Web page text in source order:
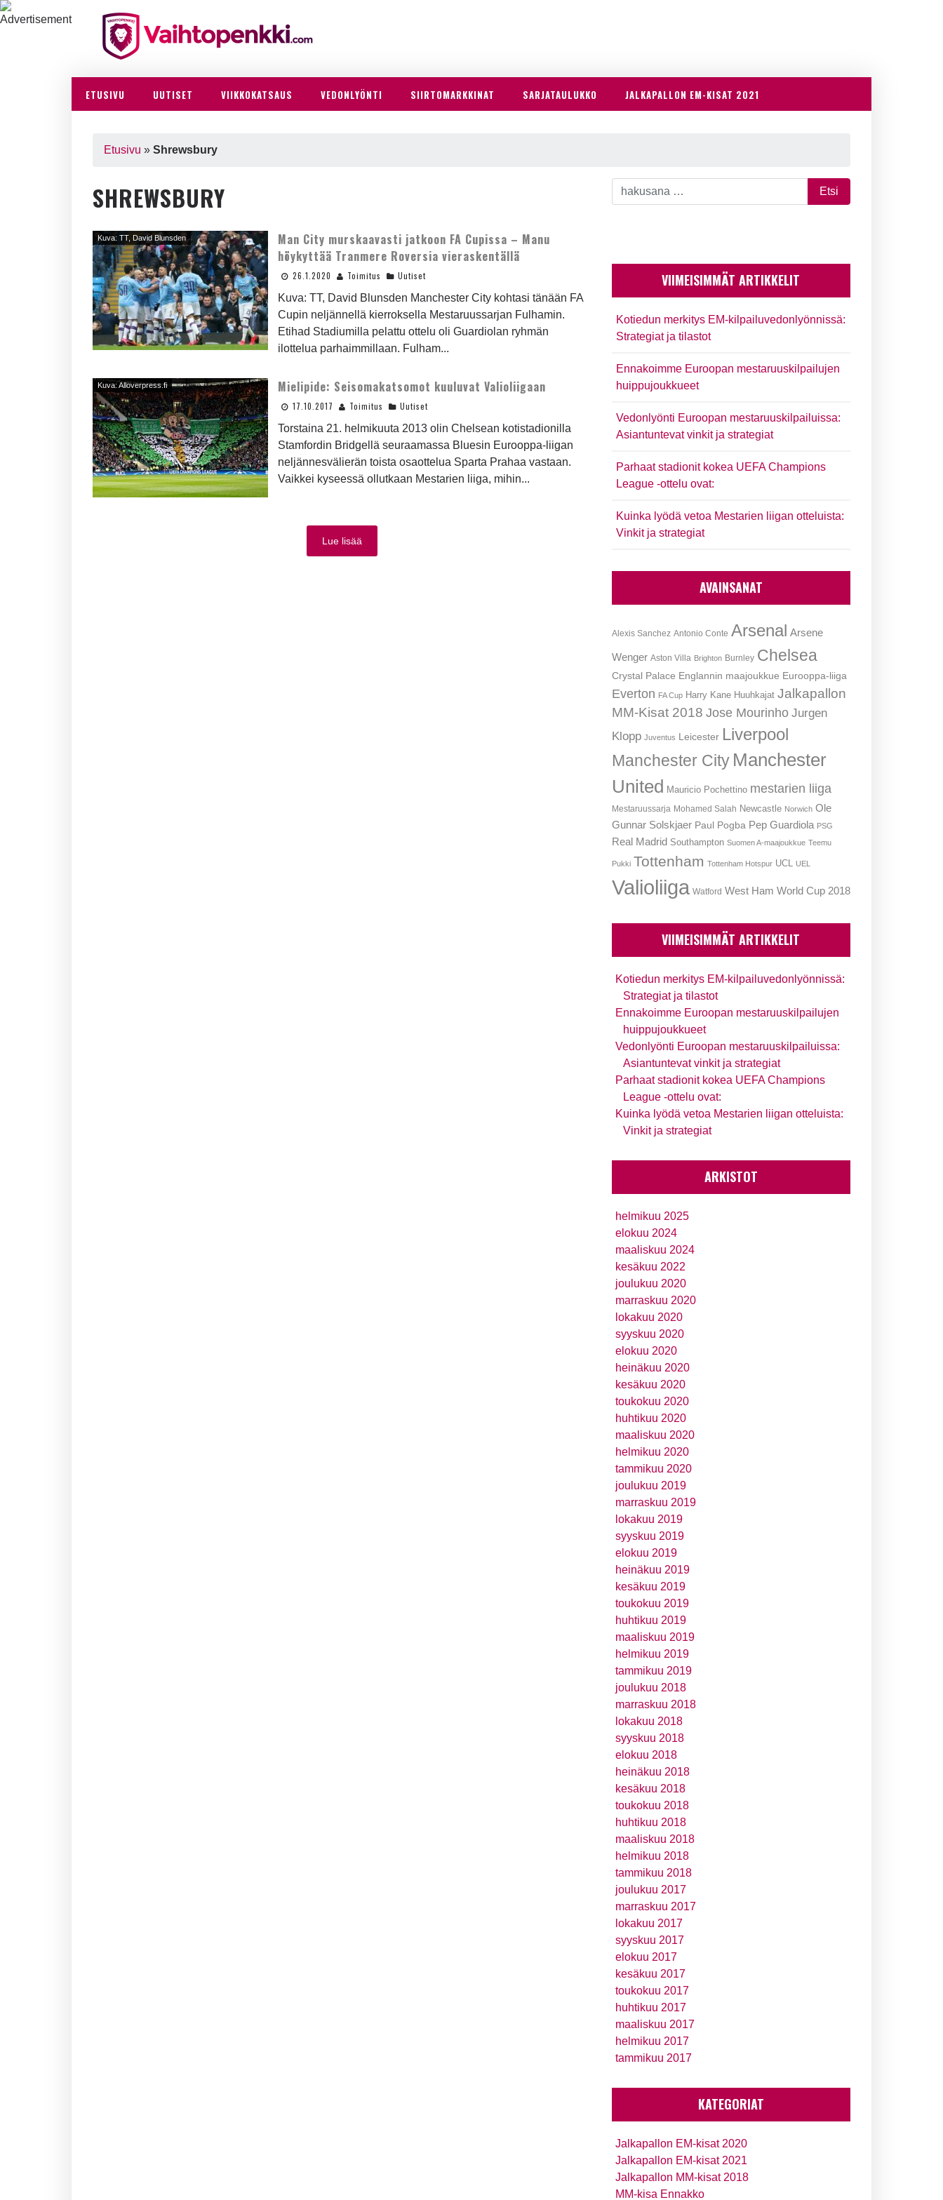
ETUSIVU UUTISET VIIKKOKATSAUS VEDONLYÖNTI SIIRTOMARKKINAT SARJATAULUKKO JALKAPALLON EM-KISAT 2021
Etusivu » Shrewsbury
SHREWSBURY
Kuva: TT, David Blunsden
Man City murskaavasti jatkoon FA Cupissa – Manu
höykyttää Tranmere Roversia vieraskentällä
26.1.2020 Toimitus Uutiset
Kuva: TT, David Blunsden Manchester City kohtasi tänään FA
Cupin neljännellä kierroksella Mestaruussarjan Fulhamin.
Etihad Stadiumilla pelattu ottelu oli Guardiolan ryhmän
ilottelua parhaimmillaan. Fulham...
Kuva: Alloverpress.fi Mielipide: Seisomakatsomot kuuluvat Valioliigaan
17.10.2017 Toimitus Uutiset
Torstaina 21. helmikuuta 2013 olin Chelsean kotistadionilla
Stamfordin Bridgellä seuraamassa Bluesin Eurooppa-liigan
neljännesvälierän toista osaottelua Sparta Prahaa vastaan.
Vaikkei kyseessä ollutkaan Mestarien liiga, mihin...
Lue lisää
VIIMEISIMMÄT ARTIKKELIT
Kotiedun merkitys EM-kilpailuvedonlyönnissä:
Strategiat ja tilastot
Ennakoimme Euroopan mestaruuskilpailujen
huippujoukkueet
Vedonlyönti Euroopan mestaruuskilpailuissa:
Asiantuntevat vinkit ja strategiat
Parhaat stadionit kokea UEFA Champions
League -ottelu ovat:
Kuinka lyödä vetoa Mestarien liigan otteluista:
Vinkit ja strategiat
AVAINSANAT
Alexis Sanchez Antonio Conte Arsenal Arsene
Wenger Aston Villa Brighton Burnley Chelsea
Crystal Palace Englannin maajoukkue Eurooppa-liiga
Everton FA Cup Harry Kane Huuhkajat Jalkapallon
MM-Kisat 2018 Jose Mourinho Jurgen
Klopp Juventus Leicester Liverpool
Manchester City Manchester
United
Mauricio Pochettino mestarien liiga
Mestaruussarja Mohamed Salah Newcastle Norwich Ole
Gunnar Solskjaer Paul Pogba Pep Guardiola PSG
Real Madrid Southampton Suomen A-maajoukkue Teemu
Pukki Tottenham Tottenham Hotspur UCL UEL
Valioliiga Watford West Ham World Cup 2018
VIIMEISIMMÄT ARTIKKELIT
Kotiedun merkitys EM-kilpailuvedonlyönnissä:
Strategiat ja tilastot
Ennakoimme Euroopan mestaruuskilpailujen
huippujoukkueet
Vedonlyönti Euroopan mestaruuskilpailuissa:
Asiantuntevat vinkit ja strategiat
Parhaat stadionit kokea UEFA Champions
League -ottelu ovat:
Kuinka lyödä vetoa Mestarien liigan otteluista:
Vinkit ja strategiat
ARKISTOT
helmikuu 2025
elokuu 2024
maaliskuu 2024
kesäkuu 2022
joulukuu 2020
marraskuu 2020
lokakuu 2020
syyskuu 2020
elokuu 2020
heinäkuu 2020
kesäkuu 2020
toukokuu 2020
huhtikuu 2020
maaliskuu 2020
helmikuu 2020
tammikuu 2020
joulukuu 2019
marraskuu 2019
lokakuu 2019
syyskuu 2019
elokuu 2019
heinäkuu 2019
kesäkuu 2019
toukokuu 2019
huhtikuu 2019
maaliskuu 2019
helmikuu 2019
tammikuu 2019
joulukuu 2018
marraskuu 2018
lokakuu 2018
syyskuu 2018
elokuu 2018
heinäkuu 2018
kesäkuu 2018
toukokuu 2018
huhtikuu 2018
maaliskuu 2018
helmikuu 2018
tammikuu 2018
joulukuu 2017
marraskuu 2017
lokakuu 2017
syyskuu 2017
elokuu 2017
kesäkuu 2017
toukokuu 2017
huhtikuu 2017
maaliskuu 2017
helmikuu 2017
tammikuu 2017
KATEGORIAT
Jalkapallon EM-kisat 2020
Jalkapallon EM-kisat 2021
Jalkapallon MM-kisat 2018
MM-kisa Ennakko